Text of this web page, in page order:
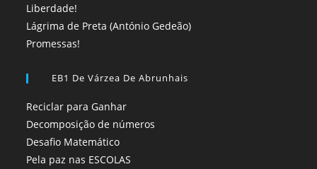
Liberdade!
Lágrima de Preta (António Gedeão)
Promessas!
EB1 De Várzea De Abrunhais
Reciclar para Ganhar
Decomposição de números
Desafio Matemático
Pela paz nas ESCOLAS